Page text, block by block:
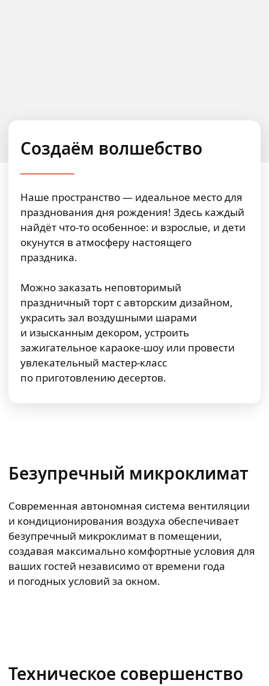
Создаём волшебство
Наше пространство — идеальное место для
празднования дня рождения! Здесь каждый
найдёт что-то особенное: и взрослые, и дети
окунутся в атмосферу настоящего
праздника.
Можно заказать неповторимый
праздничный торт с авторским дизайном,
украсить зал воздушными шарами
и изысканным декором, устроить
зажигательное караоке-шоу или провести
увлекательный мастер-класс
по приготовлению десертов.
Безупречный микроклимат
Современная автономная система вентиляции
и кондиционирования воздуха обеспечивает
безупречный микроклимат в помещении,
создавая максимально комфортные условия для
ваших гостей независимо от времени года
и погодных условий за окном.
Техническое совершенство